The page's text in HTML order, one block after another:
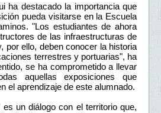
ha destacado la importancia que
pueda visitarse en la Escuela
"Los estudiantes de ahora
de las infraestructuras de
por ello, deben conocer la historia
terrestres y portuarias", ha
se ha comprometido a llevar
aquellas exposiciones que
el aprendizaje de este alumnado.
un diálogo con el territorio que,